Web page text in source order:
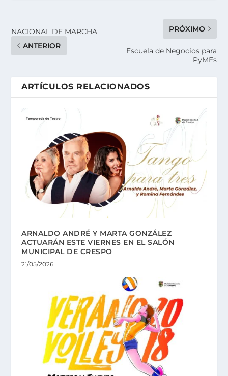
NACIONAL DE MARCHA
ANTERIOR
PRÓXIMO
Escuela de Negocios para
PyMEs
ARTÍCULOS RELACIONADOS
ARNALDO ANDRÉ Y MARTA GONZÁLEZ
ACTUARÁN ESTE VIERNES EN EL SALÓN
MUNICIPAL DE CRESPO
21/05/2026